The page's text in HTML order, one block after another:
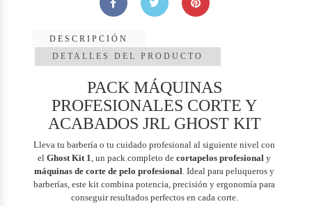
DESCRIPCIÓN
DETALLES DEL PRODUCTO
PACK MÁQUINAS
PROFESIONALES CORTE Y
ACABADOS JRL GHOST KIT
Lleva tu barbería o tu cuidado profesional al siguiente nivel con
elGhost Kit 1 , un pack completo decortapelos profesional y
máquinas de corte de pelo profesional . Ideal para peluqueros y
barberías, este kit combina potencia, precisión y ergonomía para
conseguir resultados perfectos en cada corte.